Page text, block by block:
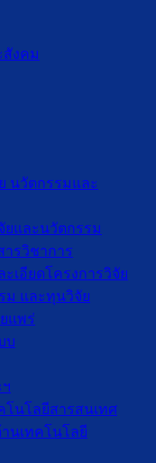
สังคม
นวัตกรรมและ
ยและนวัตกรรม
รวิชาการ
ะเอียดโครงการวิจัย
ม และทุนวิจัย
แพร่
บ
โนโลยีสารสนเทศ
นเทคโนโลยี